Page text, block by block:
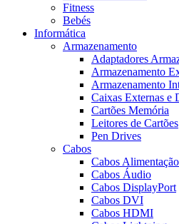
Fitness
Bebés
Informática
Armazenamento
Adaptadores
Armazenamento
Armazenamento
Caixas Externas e
Cartões Memória
Leitores de Cartões
Pen Drives
Cabos
Cabos
Cabos Áudio
Cabos DisplayPort
Cabos DVI
Cabos HDMI